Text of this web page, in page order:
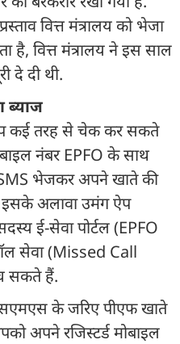
वित्त मंत्रालय को भेजा
है, वित्त मंत्रालय ने इस साल
दे दी थी.
ब्याज
कई तरह से चेक कर सकते
नंबर EPFO के साथ
SMS भेजकर अपने खाते की
अलावा उमंग ऐप
ई-सेवा पोर्टल (EPFO
सेवा (Missed Call
सकते हैं.
के जरिए पीएफ खाते
अपने रजिस्टर्ड मोबाइल